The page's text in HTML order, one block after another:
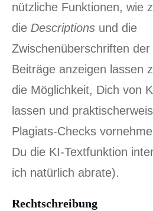
nützliche Funktionen, wie
die Descriptions und die
Zwischenüberschriften
Beiträge anzeigen lassen
die Möglichkeit, Dich von
lassen und
Plagiats-Checks
Du die KI-Textfunktion
ich natürlich abrate).
Rechtschreibung